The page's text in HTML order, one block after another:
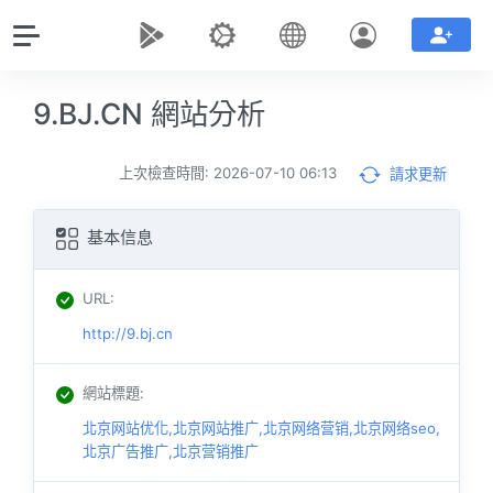
9.BJ.CN 網站分析
上次檢查時間: 2026-07-10 06:13 請求更新
基本信息
URL:
http://9.bj.cn
網站標題:
北京网站优化,北京网站推广,北京网络营销,北京网络seo,
北京广告推广,北京营销推广